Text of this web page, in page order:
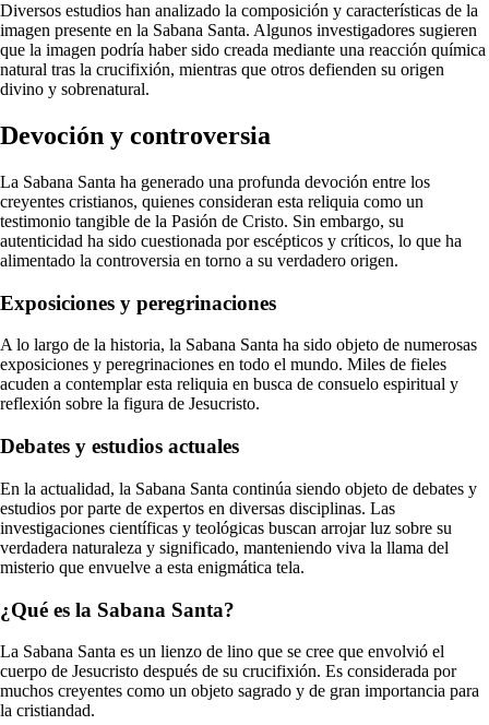
Diversos estudios han analizado la composición y características de la
imagen presente en la Sabana Santa. Algunos investigadores sugieren
que la imagen podría haber sido creada mediante una reacción química
natural tras la crucifixión, mientras que otros defienden su origen
divino y sobrenatural.
Devoción y controversia
La Sabana Santa ha generado una profunda devoción entre los
creyentes cristianos, quienes consideran esta reliquia como un
testimonio tangible de la Pasión de Cristo. Sin embargo, su
autenticidad ha sido cuestionada por escépticos y críticos, lo que ha
alimentado la controversia en torno a su verdadero origen.
Exposiciones y peregrinaciones
A lo largo de la historia, la Sabana Santa ha sido objeto de numerosas
exposiciones y peregrinaciones en todo el mundo. Miles de fieles
acuden a contemplar esta reliquia en busca de consuelo espiritual y
reflexión sobre la figura de Jesucristo.
Debates y estudios actuales
En la actualidad, la Sabana Santa continúa siendo objeto de debates y
estudios por parte de expertos en diversas disciplinas. Las
investigaciones científicas y teológicas buscan arrojar luz sobre su
verdadera naturaleza y significado, manteniendo viva la llama del
misterio que envuelve a esta enigmática tela.
¿Qué es la Sabana Santa?
La Sabana Santa es un lienzo de lino que se cree que envolvió el
cuerpo de Jesucristo después de su crucifixión. Es considerada por
muchos creyentes como un objeto sagrado y de gran importancia para
la cristiandad.